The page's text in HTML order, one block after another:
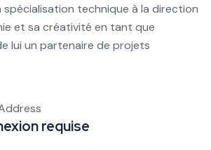
spécialisation technique à la direction
et sa créativité en tant que
lui un partenaire de projets
requise